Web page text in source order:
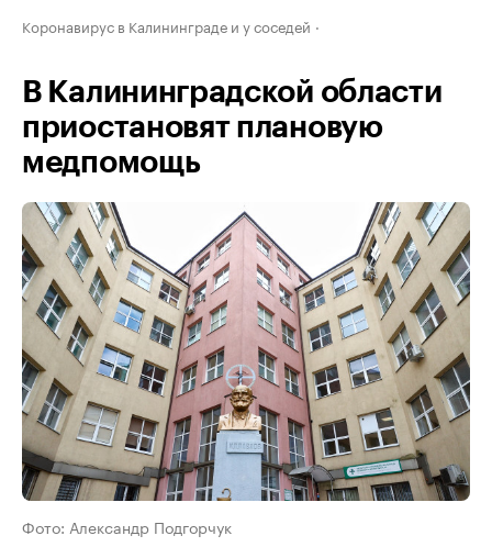
Коронавирус в Калининграде и у соседей
В Калининградской области
приостановят плановую
медпомощь
Фото: Александр Подгорчук